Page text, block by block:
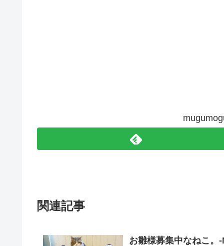
関連記事
お雛様募集中なねこ